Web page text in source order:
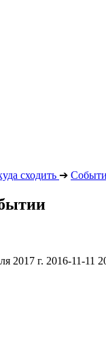
сходить ➔
2017 г. 2016-11-11